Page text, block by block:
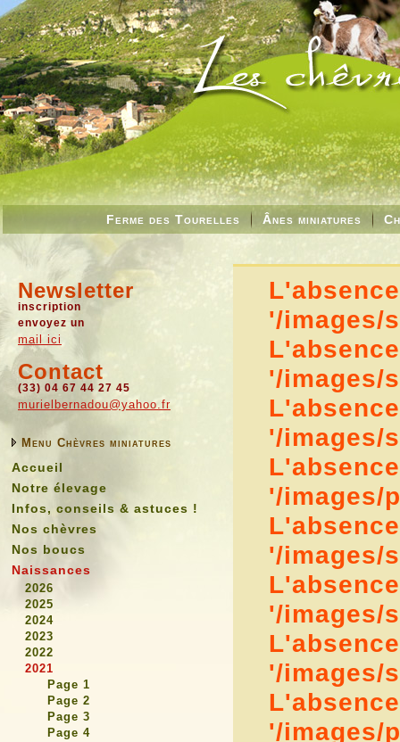
Ferme des Tourelles Ânes miniatures
Newsletter
inscription
envoyez un
mail ici
Contact
(33) 04 67 44 27 45
murielbernadou@yahoo.fr
Menu Chèvres miniatures
Accueil
Notre élevage
Infos, conseils & astuces !
Nos chèvres
Nos boucs
Naissances
2026
2025
2024
2023
2022
2021
Page 1
Page 2
Page 3
Page 4
'/images/
'/images/
'/images/
'/images/
'/images/
'/images/
'/images/
'/images/